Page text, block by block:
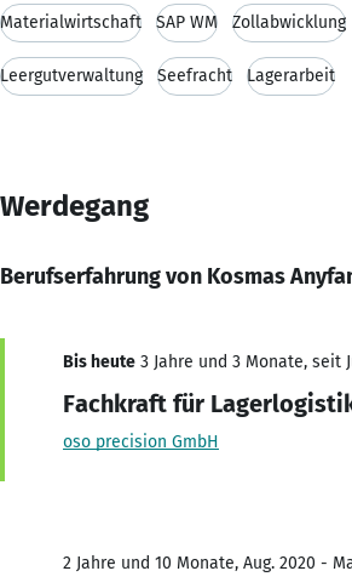
Materialwirtschaft SAP WM Zollabwicklung
Leergutverwaltung Seefracht Lagerarbeit
Werdegang
Berufserfahrung von Kosmas
Bis heute 3 Jahre und 3 Monate, seit
Fachkraft für
oso precision GmbH
2 Jahre und 10 Monate, Aug. 2020 -